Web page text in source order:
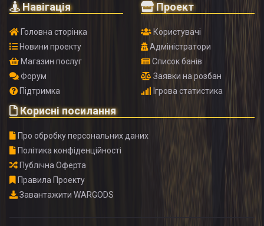
Навігація
Головна сторінка
Новини проекту
Магазин послуг
Форум
Підтримка
Проект
Користувачі
Адміністратори
Список банів
Заявки на розбан
Ігрова статистика
Корисні посилання
Про обробку персональних даних
Політика конфіденційності
Публічна Оферта
Правила Проекту
Завантажити WARGODS